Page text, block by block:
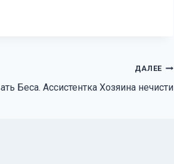
ДАЛЕЕ
Беса. Ассистентка Хозяина нечисти